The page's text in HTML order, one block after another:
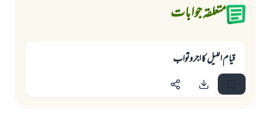
متعلقہ جوابات
قیام اللیل کا اجروثواب